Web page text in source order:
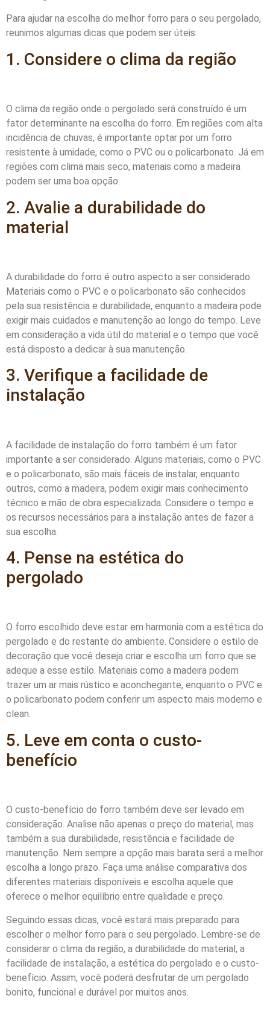
Para ajudar na escolha do melhor forro para o seu pergolado,
reunimos algumas dicas que podem ser úteis:
1. Considere o clima da região
O clima da região onde o pergolado será construído é um
fator determinante na escolha do forro. Em regiões com alta
incidência de chuvas, é importante optar por um forro
resistente à umidade, como o PVC ou o policarbonato. Já em
regiões com clima mais seco, materiais como a madeira
podem ser uma boa opção.
2. Avalie a durabilidade do
material
A durabilidade do forro é outro aspecto a ser considerado.
Materiais como o PVC e o policarbonato são conhecidos
pela sua resistência e durabilidade, enquanto a madeira pode
exigir mais cuidados e manutenção ao longo do tempo. Leve
em consideração a vida útil do material e o tempo que você
está disposto a dedicar à sua manutenção.
3. Verifique a facilidade de
instalação
A facilidade de instalação do forro também é um fator
importante a ser considerado. Alguns materiais, como o PVC
e o policarbonato, são mais fáceis de instalar, enquanto
outros, como a madeira, podem exigir mais conhecimento
técnico e mão de obra especializada. Considere o tempo e
os recursos necessários para a instalação antes de fazer a
sua escolha.
4. Pense na estética do
pergolado
O forro escolhido deve estar em harmonia com a estética do
pergolado e do restante do ambiente. Considere o estilo de
decoração que você deseja criar e escolha um forro que se
adeque a esse estilo. Materiais como a madeira podem
trazer um ar mais rústico e aconchegante, enquanto o PVC e
o policarbonato podem conferir um aspecto mais moderno e
clean.
5. Leve em conta o custo-
benefício
O custo-benefício do forro também deve ser levado em
consideração. Analise não apenas o preço do material, mas
também a sua durabilidade, resistência e facilidade de
manutenção. Nem sempre a opção mais barata será a melhor
escolha a longo prazo. Faça uma análise comparativa dos
diferentes materiais disponíveis e escolha aquele que
oferece o melhor equilíbrio entre qualidade e preço.
Seguindo essas dicas, você estará mais preparado para
escolher o melhor forro para o seu pergolado. Lembre-se de
considerar o clima da região, a durabilidade do material, a
facilidade de instalação, a estética do pergolado e o custo-
benefício. Assim, você poderá desfrutar de um pergolado
bonito, funcional e durável por muitos anos.